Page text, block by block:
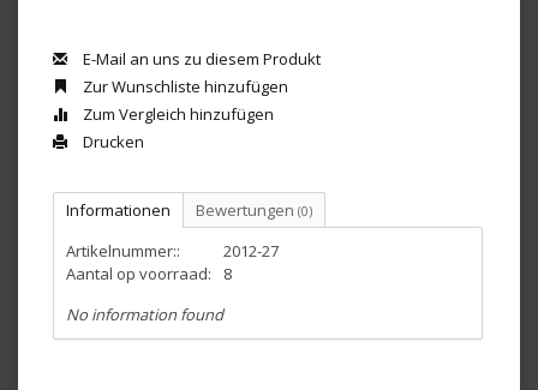
E-Mail an uns zu diesem Produkt
Zur Wunschliste hinzufügen
Zum Vergleich hinzufügen
Drucken
Informationen Bewertungen (0)
Artikelnummer::
2012-27
Aantal op voorraad:
8
No information found